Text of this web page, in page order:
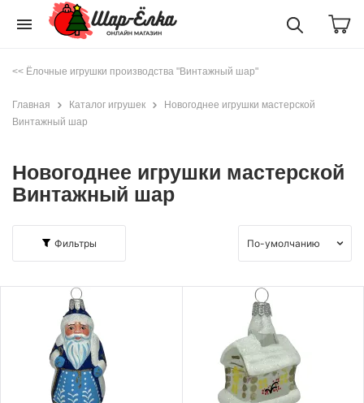
menu
<< Ёлочные игрушки производства "Винтажный шар"
Главная Каталог игрушек
Новогоднее игрушки мастерской
Винтажный шар
Новогоднее игрушки мастерской
Винтажный шар
Фильтры